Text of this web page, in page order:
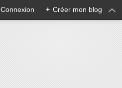
Connexion + Créer mon blog